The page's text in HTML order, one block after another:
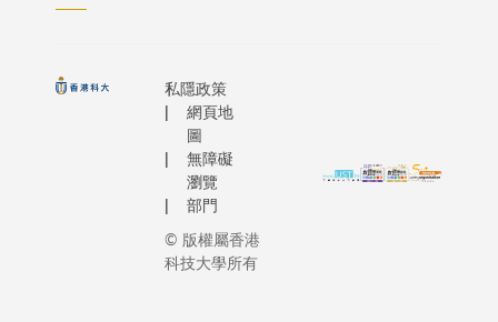
私隱政策
網頁地
圖
無障礙
瀏覽
部門
© 版權屬香港
科技大學所有